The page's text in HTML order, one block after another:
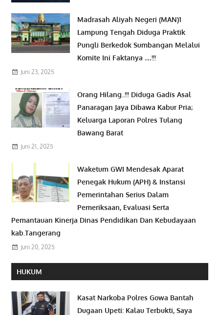
Madrasah Aliyah Negeri (MAN)1
Lampung Tengah Diduga Praktik
Pungli Berkedok Sumbangan Melalui
Komite Ini Faktanya …!!!
Juni 23, 2025
Orang Hilang..!!! Diduga Gadis Asal
Panaragan Jaya Dibawa Kabur Pria;
Keluarga Laporan Polres Tulang
Bawang Barat
Juni 21, 2025
Waketum GWI Mendesak Aparat
Penegak Hukum (APH) & Instansi
Pemerintahan Serius Dalam
Pemeriksaan, Evaluasi Serta
Pemantauan Kinerja Dinas Pendidikan Dan Kebudayaan
kab.Tangerang
Juni 20, 2025
HUKUM
Kasat Narkoba Polres Gowa Bantah
Dugaan Upeti: Kalau Terbukti, Saya